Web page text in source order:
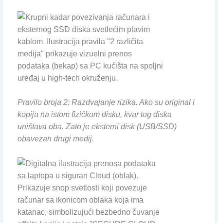
Pravilo broja 2: Razdvajanje rizika. Ako su original i
kopija na istom fizičkom disku, kvar tog diska
uništava oba. Zato je eksterni disk (USB/SSD)
obavezan drugi medij.